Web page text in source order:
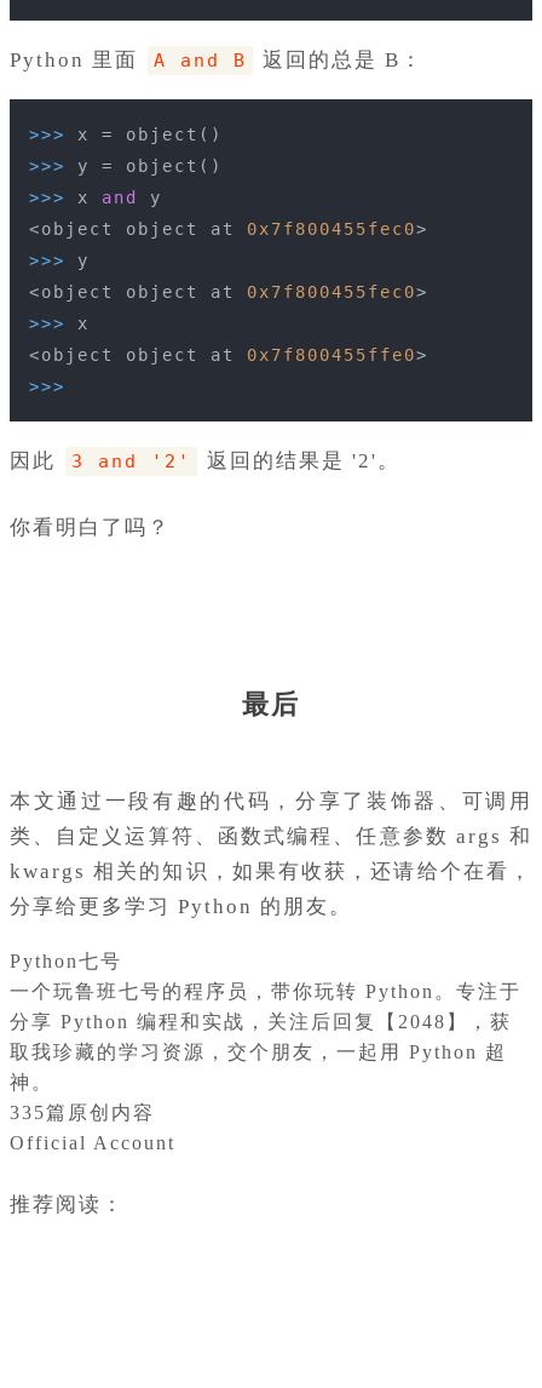
Python 里面 A and B 返回的总是 B：
>>> x = object()
>>> y = object()
>>> x and
y
<object object at 0x7f800455fec0>
>>> y
<object object at 0x7f800455fec0>
>>> x
<object object at 0x7f800455ffe0>
>>>
因此 3 and '2' 返回的结果是 '2'。
你看明白了吗？
最后
本文通过一段有趣的代码，分享了装饰器、可调用
类、自定义运算符、函数式编程、任意参数 args 和
kwargs 相关的知识，如果有收获，还请给个在看，
分享给更多学习 Python 的朋友。
Python七号
一个玩鲁班七号的程序员，带你玩转 Python。专注于
分享 Python 编程和实战，关注后回复【2048】，获
取我珍藏的学习资源，交个朋友，一起用 Python 超
神。
335篇原创内容
Official Account
推荐阅读：